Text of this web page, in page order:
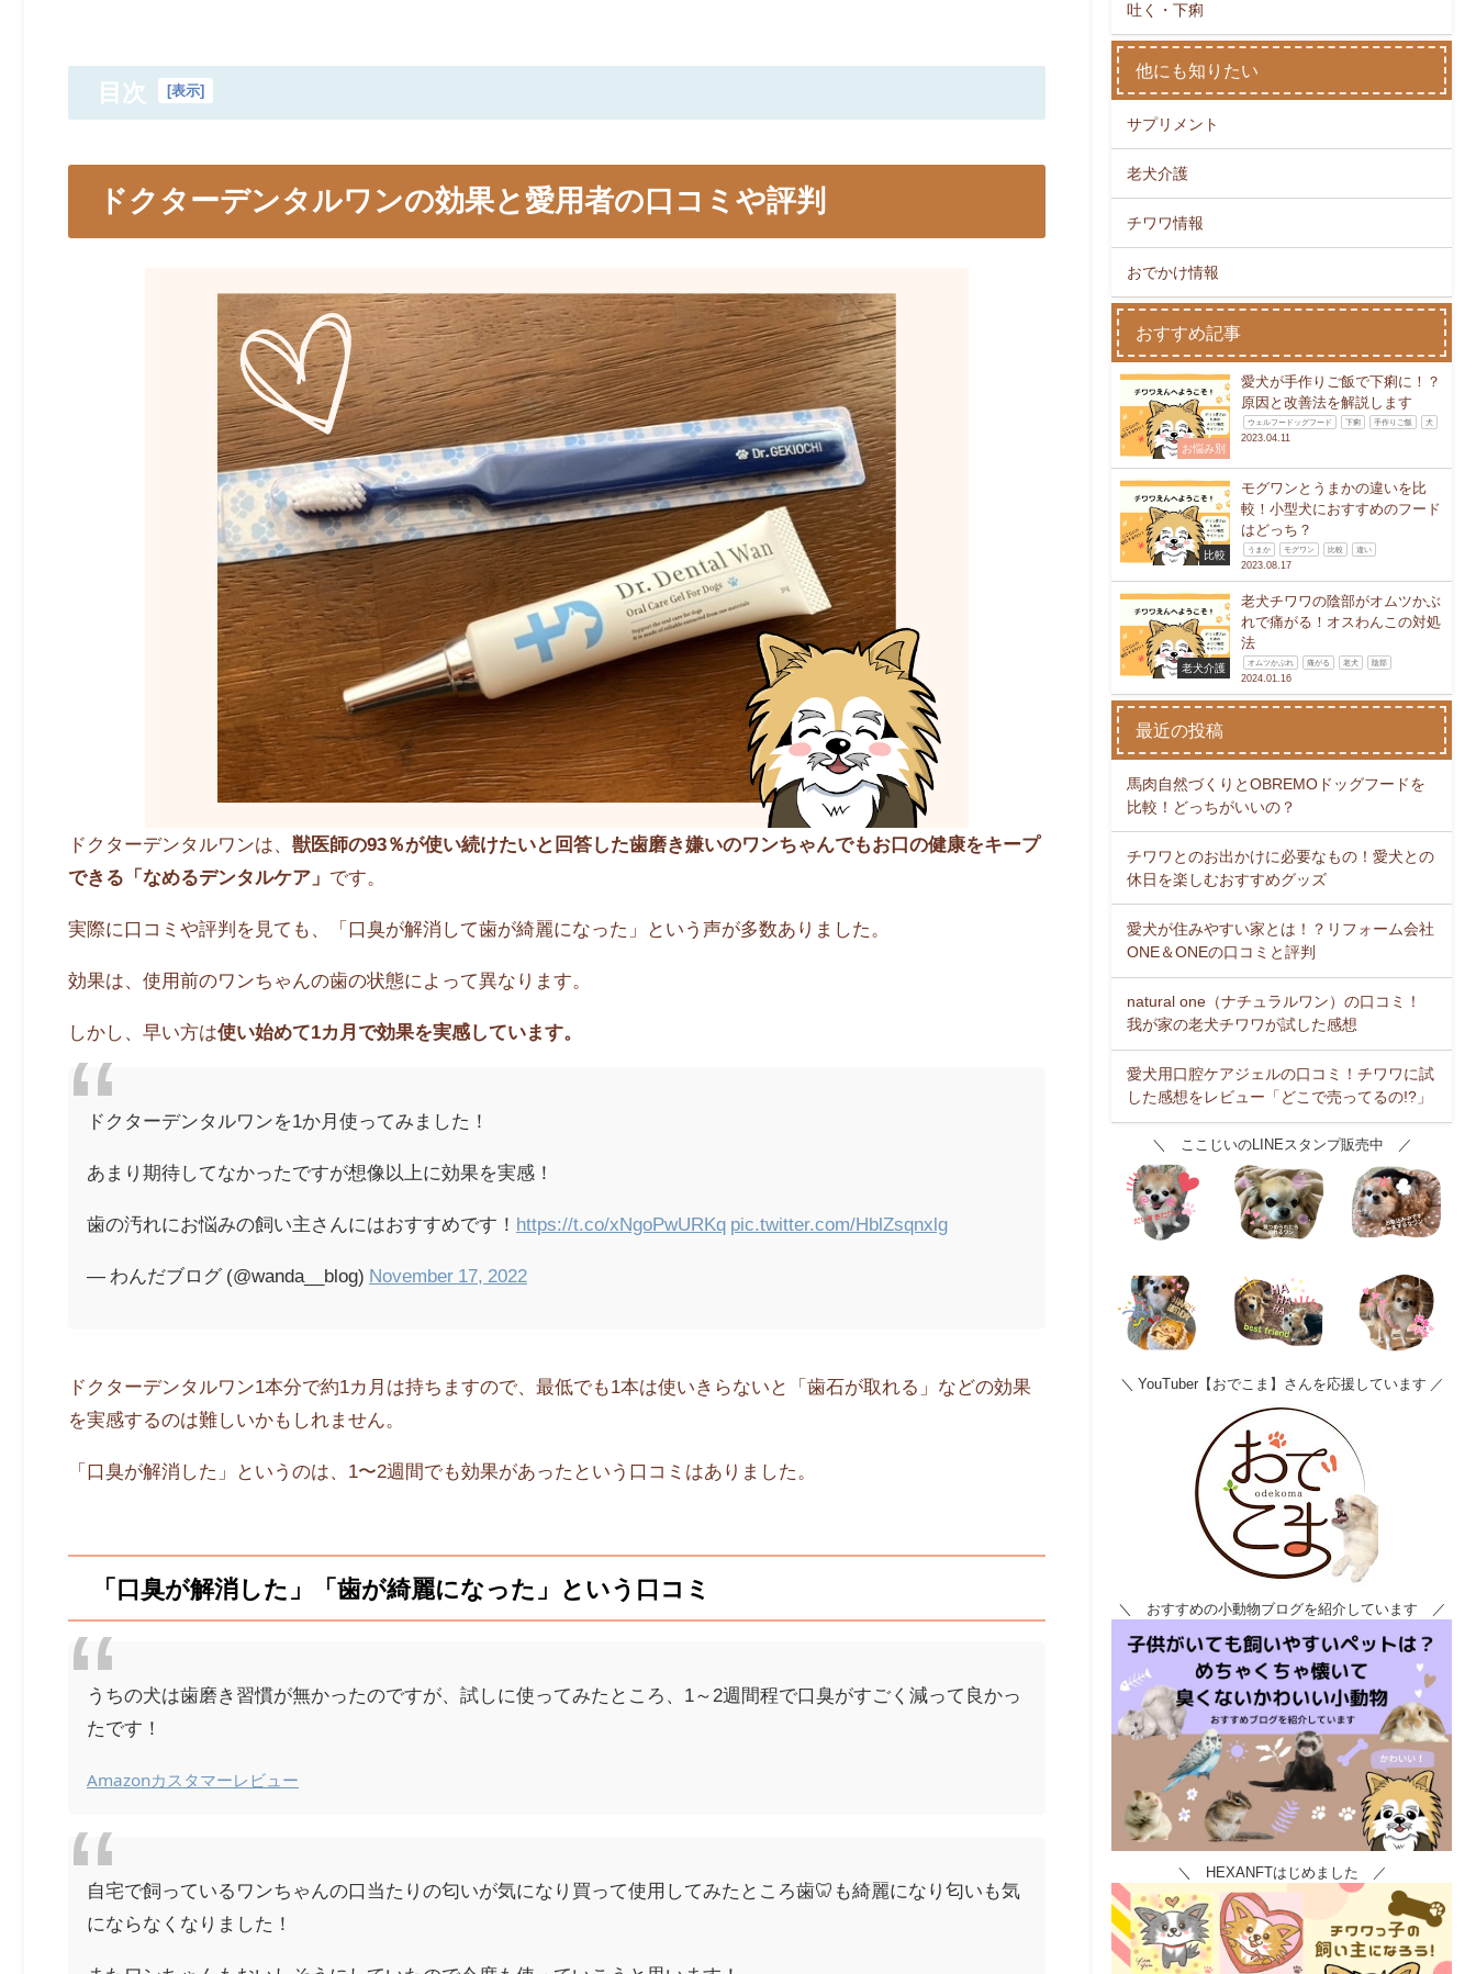
目次 [表示]
ドクターデンタルワンの効果と愛用者の口コミや評判
ドクターデンタルワンは、 獣医師の93％が使い続けたいと回答した歯磨き嫌いのワンちゃんでもお口の健康をキープ
できる「なめるデンタルケア」 です。
実際に口コミや評判を見ても、「口臭が解消して歯が綺麗になった」という声が多数ありました。
効果は、使用前のワンちゃんの歯の状態によって異なります。
しかし、早い方は使い始めて1カ月で効果を実感しています。
ドクターデンタルワンを1か月使ってみました！
あまり期待してなかったですが想像以上に効果を実感！
歯の汚れにお悩みの飼い主さんにはおすすめです！ https://t.co/xNgoPwURKq pic.twitter.com/HblZsqnxlg
— わんだブログ (@wanda__blog) November 17, 2022
ドクターデンタルワン1本分で約1カ月は持ちますので、最低でも1本は使いきらないと「歯石が取れる」などの効果
を実感するのは難しいかもしれません。
「口臭が解消した」というのは、1〜2週間でも効果があったという口コミはありました。
「口臭が解消した」「歯が綺麗になった」という口コミ
うちの犬は歯磨き習慣が無かったのですが、試しに使ってみたところ、1～2週間程で口臭がすごく減って良かっ
たです！
Amazonカスタマーレビュー
自宅で飼っているワンちゃんの口当たりの匂いが気になり買って使用してみたところ歯🦷も綺麗になり匂いも気
にならなくなりました！
吐く・下痢
他にも知りたい
サプリメント
老犬介護
チワワ情報
おでかけ情報
おすすめ記事
お悩み別
愛犬が手作りご飯で下痢に！？
原因と改善法を解説します
ウェルフードッグフード 下痢 手作りご飯 犬
2023.04.11
比較
モグワンとうまかの違いを比
較！小型犬におすすめのフード
はどっち？
うまか モグワン 比較 違い
2023.08.17
老犬介護
老犬チワワの陰部がオムツかぶ
れで痛がる！オスわんこの対処
法
オムツかぶれ 痛がる 老犬 陰部
2024.01.16
最近の投稿
馬肉自然づくりとOBREMOドッグフードを
比較！どっちがいいの？
チワワとのお出かけに必要なもの！愛犬との
休日を楽しむおすすめグッズ
愛犬が住みやすい家とは！？リフォーム会社
ONE＆ONEの口コミと評判
natural one（ナチュラルワン）の口コミ！
我が家の老犬チワワが試した感想
愛犬用口腔ケアジェルの口コミ！チワワに試
した感想をレビュー「どこで売ってるの!?」
＼ ここじいのLINEスタンプ販売中 ／
＼ YouTuber【おでこま】さんを応援しています ／
＼ おすすめの小動物ブログを紹介しています ／
＼ HEXANFTはじめました ／